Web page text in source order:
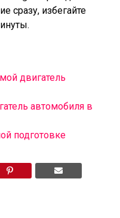
сразу, избегайте
двигатель
автомобиля в
подготовке